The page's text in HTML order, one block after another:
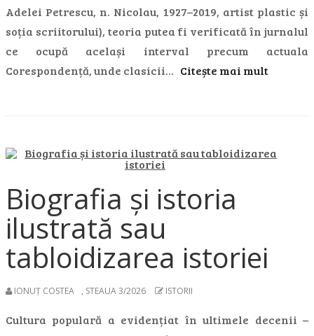
Adelei Petrescu, n. Nicolau, 1927–2019, artist plastic și
soția scriitorului), teoria putea fi verificată în jurnalul
ce ocupă același interval precum actuala
Corespondență, unde clasicii… Citește mai mult
Biografia și istoria
ilustrată sau
tabloidizarea istoriei
IONUȚ COSTEA , STEAUA 3/2026 ISTORII
Cultura populară a evidențiat în ultimele decenii –